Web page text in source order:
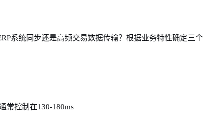
系统同步还是高频交易数据传输？根据业务特性确定三
常控制在130-180ms